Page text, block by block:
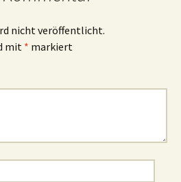
nicht veröffentlicht.
mit * markiert